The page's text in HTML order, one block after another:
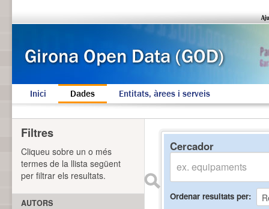
Inici Dades Entitats, àrees i serveis
Cercador
Ordenar resultats per
Filtres
Cliqueu sobre un o més
termes de la llista següent
per filtrar els resultats.
AUTORS